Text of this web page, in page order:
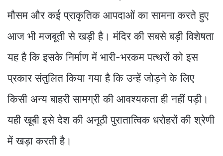
मौसम और कई प्राकृतिक आपदाओं का सामना करते हुए
आज भी मजबूती से खड़ी है। मंदिर की सबसे बड़ी विशेषता
यह है कि इसके निर्माण में भारी-भरकम पत्थरों को इस
प्रकार संतुलित किया गया है कि उन्हें जोड़ने के लिए
किसी अन्य बाहरी सामग्री की आवश्यकता ही नहीं पड़ी।
यही खूबी इसे देश की अनूठी पुरातात्विक धरोहरों की श्रेणी
में खड़ा करती है।